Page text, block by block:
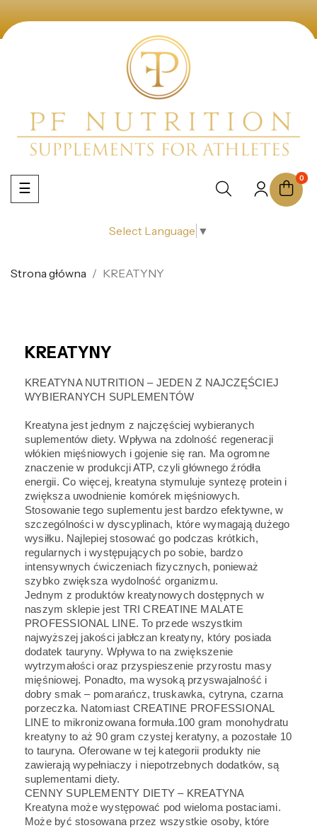
Toggle
navigation
☰
0
Select Language ▼
Strona główna KREATYNY
KREATYNY
KREATYNA NUTRITION – JEDEN Z NAJCZĘŚCIEJ
WYBIERANYCH SUPLEMENTÓW
Kreatyna jest jednym z najczęściej wybieranych
suplementów diety. Wpływa na zdolność regeneracji
włókien mięśniowych i gojenie się ran. Ma ogromne
znaczenie w produkcji ATP, czyli głównego źródła
energii. Co więcej, kreatyna stymuluje syntezę protein i
zwiększa uwodnienie komórek mięśniowych.
Stosowanie tego suplementu jest bardzo efektywne, w
szczególności w dyscyplinach, które wymagają dużego
wysiłku. Najlepiej stosować go podczas krótkich,
regularnych i występujących po sobie, bardzo
intensywnych ćwiczeniach fizycznych, ponieważ
szybko zwiększa wydolność organizmu.
Jednym z produktów kreatynowych dostępnych w
naszym sklepie jest TRI CREATINE MALATE
PROFESSIONAL LINE. To przede wszystkim
najwyższej jakości jabłczan kreatyny, który posiada
dodatek tauryny. Wpływa to na zwiększenie
wytrzymałości oraz przyspieszenie przyrostu masy
mięśniowej. Ponadto, ma wysoką przyswajalność i
dobry smak – pomarańcz, truskawka, cytryna, czarna
porzeczka. Natomiast CREATINE PROFESSIONAL
LINE to mikronizowana formuła.100 gram monohydratu
kreatyny to aż 90 gram czystej keratyny, a pozostałe 10
to tauryna. Oferowane w tej kategorii produkty nie
zawierają wypełniaczy i niepotrzebnych dodatków, są
suplementami diety.
CENNY SUPLEMENTY DIETY – KREATYNA
Kreatyna może występować pod wieloma postaciami.
Może być stosowana przez wszystkie osoby, które